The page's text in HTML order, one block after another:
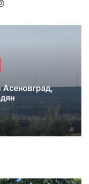
Асеновград,